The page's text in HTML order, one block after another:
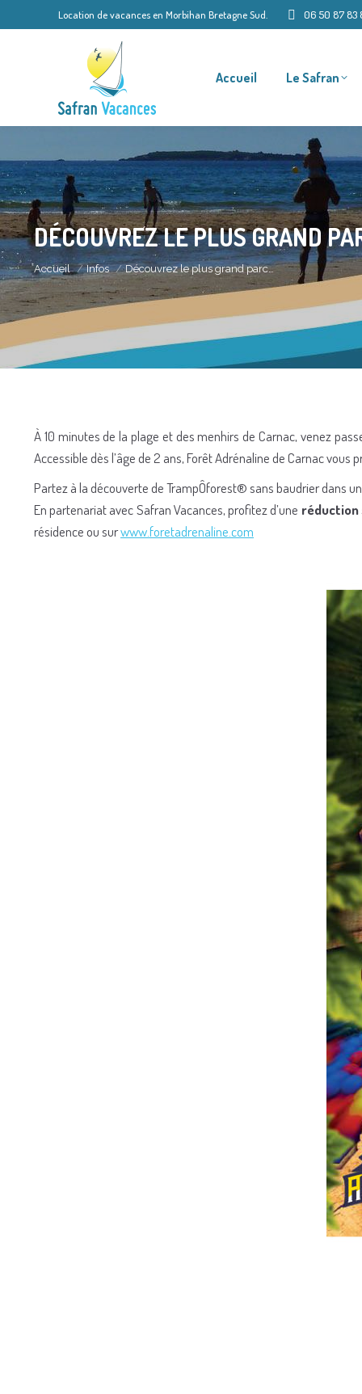
Location de vacances en Morbihan Bretagne Sud. 06 50 87 83
Accueil Le Safran
DÉCOUVREZ LE PLUS GRAND
Vous êtes ici :
Accueil Infos Découvrez le plus grand parc…
À 10 minutes de la plage et des menhirs de Carnac, venez
Accessible dès l’âge de 2 ans, Forêt Adrénaline de Carnac vous
Partez à la découverte de TrampÔforest® sans baudrier dans
En partenariat avec Safran Vacances, profitez d’une réduction
résidence ou surwww.foretadrenaline.com